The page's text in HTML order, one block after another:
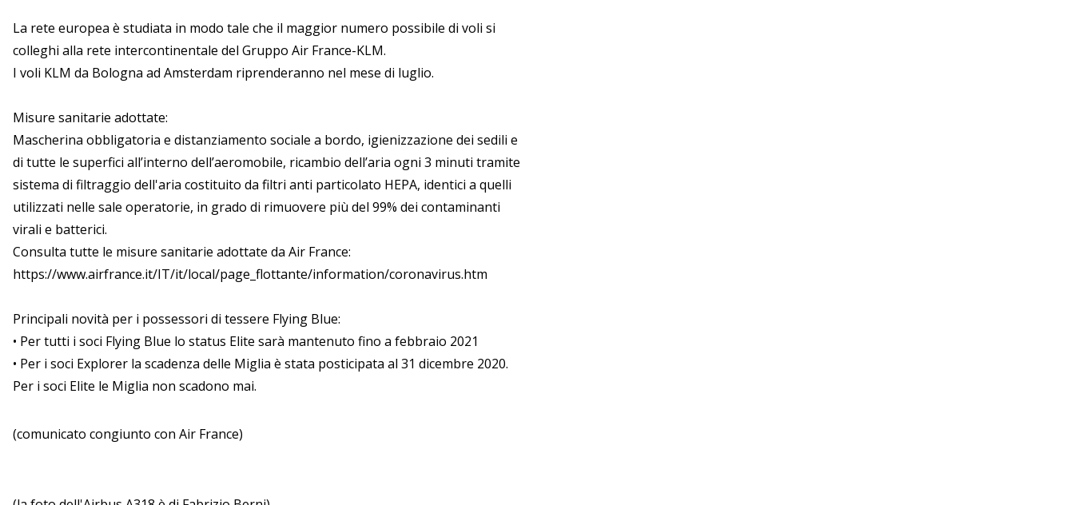
La rete europea è studiata in modo tale che il maggior numero possibile di voli si
colleghi alla rete intercontinentale del Gruppo Air France-KLM.
I voli KLM da Bologna ad Amsterdam riprenderanno nel mese di luglio.
Misure sanitarie adottate:
Mascherina obbligatoria e distanziamento sociale a bordo, igienizzazione dei sedili e
di tutte le superfici all’interno dell’aeromobile, ricambio dell’aria ogni 3 minuti tramite
sistema di filtraggio dell'aria costituito da filtri anti particolato HEPA, identici a quelli
utilizzati nelle sale operatorie, in grado di rimuovere più del 99% dei contaminanti
virali e batterici.
Consulta tutte le misure sanitarie adottate da Air France:
https://www.airfrance.it/IT/it/local/page_flottante/information/coronavirus.htm
Principali novità per i possessori di tessere Flying Blue:
• Per tutti i soci Flying Blue lo status Elite sarà mantenuto fino a febbraio 2021
• Per i soci Explorer la scadenza delle Miglia è stata posticipata al 31 dicembre 2020.
Per i soci Elite le Miglia non scadono mai.
(comunicato congiunto con Air France)